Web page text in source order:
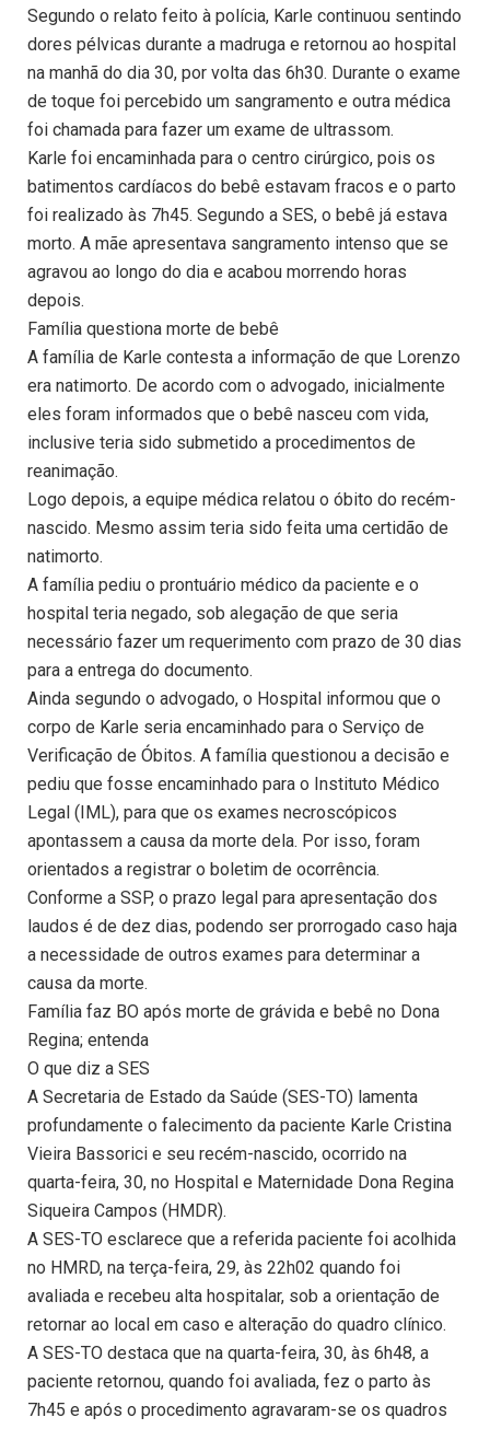
Segundo o relato feito à polícia, Karle continuou sentindo
dores pélvicas durante a madruga e retornou ao hospital
na manhã do dia 30, por volta das 6h30. Durante o exame
de toque foi percebido um sangramento e outra médica
foi chamada para fazer um exame de ultrassom.
Karle foi encaminhada para o centro cirúrgico, pois os
batimentos cardíacos do bebê estavam fracos e o parto
foi realizado às 7h45. Segundo a SES, o bebê já estava
morto. A mãe apresentava sangramento intenso que se
agravou ao longo do dia e acabou morrendo horas
depois.
Família questiona morte de bebê
A família de Karle contesta a informação de que Lorenzo
era natimorto. De acordo com o advogado, inicialmente
eles foram informados que o bebê nasceu com vida,
inclusive teria sido submetido a procedimentos de
reanimação.
Logo depois, a equipe médica relatou o óbito do recém-
nascido. Mesmo assim teria sido feita uma certidão de
natimorto.
A família pediu o prontuário médico da paciente e o
hospital teria negado, sob alegação de que seria
necessário fazer um requerimento com prazo de 30 dias
para a entrega do documento.
Ainda segundo o advogado, o Hospital informou que o
corpo de Karle seria encaminhado para o Serviço de
Verificação de Óbitos. A família questionou a decisão e
pediu que fosse encaminhado para o Instituto Médico
Legal (IML), para que os exames necroscópicos
apontassem a causa da morte dela. Por isso, foram
orientados a registrar o boletim de ocorrência.
Conforme a SSP, o prazo legal para apresentação dos
laudos é de dez dias, podendo ser prorrogado caso haja
a necessidade de outros exames para determinar a
causa da morte.
Família faz BO após morte de grávida e bebê no Dona
Regina; entenda
O que diz a SES
A Secretaria de Estado da Saúde (SES-TO) lamenta
profundamente o falecimento da paciente Karle Cristina
Vieira Bassorici e seu recém-nascido, ocorrido na
quarta-feira, 30, no Hospital e Maternidade Dona Regina
Siqueira Campos (HMDR).
A SES-TO esclarece que a referida paciente foi acolhida
no HMRD, na terça-feira, 29, às 22h02 quando foi
avaliada e recebeu alta hospitalar, sob a orientação de
retornar ao local em caso e alteração do quadro clínico.
A SES-TO destaca que na quarta-feira, 30, às 6h48, a
paciente retornou, quando foi avaliada, fez o parto às
7h45 e após o procedimento agravaram-se os quadros